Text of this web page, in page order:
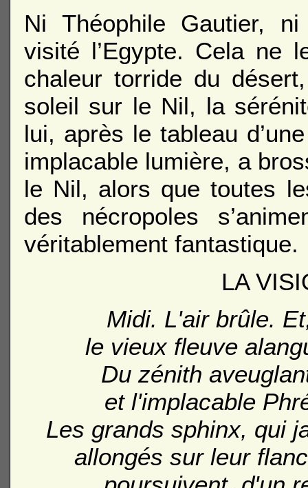
Ni Théophile Gautier,
visité l’Egypte. Cela ne
chaleur torride du
soleil sur le Nil, la
lui, après le tableau
implacable lumière, a
le Nil, alors que toutes
des nécropoles
véritablement fantastique.
LA
Midi. L'air brûle.
le vieux fleuve
Du zénith
et l'implacable
Les grands sphinx, qui
allongés sur leur